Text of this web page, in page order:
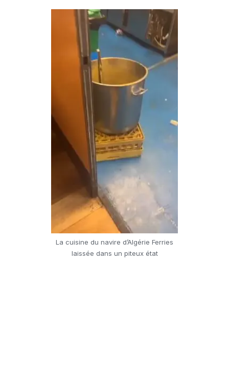
La cuisine du navire d’Algérie Ferries
laissée dans un piteux état